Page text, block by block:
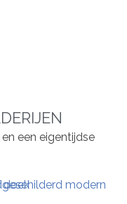
een eigentijdse